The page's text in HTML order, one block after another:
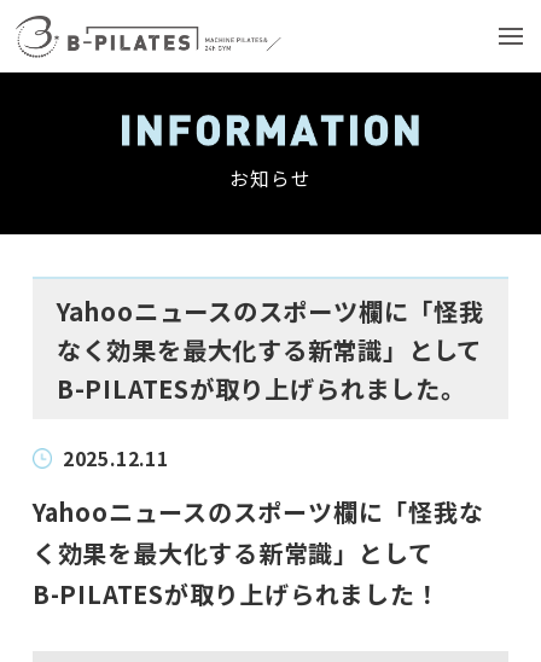
お知らせ
Yahooニュースのスポーツ欄に「怪我
なく効果を最大化する新常識」として
B-PILATESが取り上げられました。
2025.12.11
Yahooニュースのスポーツ欄に「怪我な
く効果を最大化する新常識」として
B-PILATESが取り上げられました！